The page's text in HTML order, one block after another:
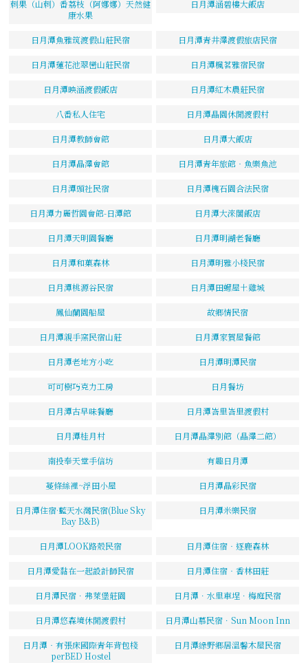
刺果（山刺）番荔枝（阿娜娜）天然健
康水果
日月潭涵碧樓大飯店
日月潭魚雅筑渡假山莊民宿 日月潭青井澤渡假旅店民宿
日月潭蓮花池翠巒山莊民宿 日月潭楓茗雅宿民宿
日月潭映涵渡假飯店 日月潭紅木農莊民宿
八番私人住宅 日月潭晶園休閒渡假村
日月潭教師會館 日月潭大飯店
日月潭晶澤會館 日月潭青年旅館‧魚樂魚池
日月潭頭社民宿 日月潭槐石園合法民宿
日月潭力麗哲園會館-日潭館 日月潭大淶閣飯店
日月潭天明園餐廳 日月潭明湖老餐廳
日月潭和菓森林 日月潭明雅小棧民宿
日月潭桃源谷民宿 日月潭田螺屋土雞城
鳳仙蘭園船屋 故鄉情民宿
日月潭親手窯民宿山莊 日月潭家賀屋餐館
日月潭老地方小吃 日月潭明潭民宿
可可樹巧克力工房 日月餐坊
日月潭古早味餐廳 日月潭峇里峇里渡假村
日月潭桂月村 日月潭晶澤別館（晶澤二館）
南投奉天堂手信坊 有趣日月潭
蔓條絲裡~浮田小屋 日月潭晶彩民宿
日月潭住宿·藍天水灣民宿(Blue Sky
Bay B&B)
日月潭米樂民宿
日月潭LOOK路殼民宿 日月潭住宿‧逐鹿森林
日月潭愛黏在一起設計師民宿 日月潭住宿‧香林田莊
日月潭民宿．弗萊堡莊園 日月潭．水里車埕．梅庭民宿
日月潭悠森境休閒渡假村 日月潭山慕民宿．Sun Moon Inn
日月潭‧有張床國際青年背包棧
perBED Hostel
日月潭綠野鄉居溫馨木屋民宿